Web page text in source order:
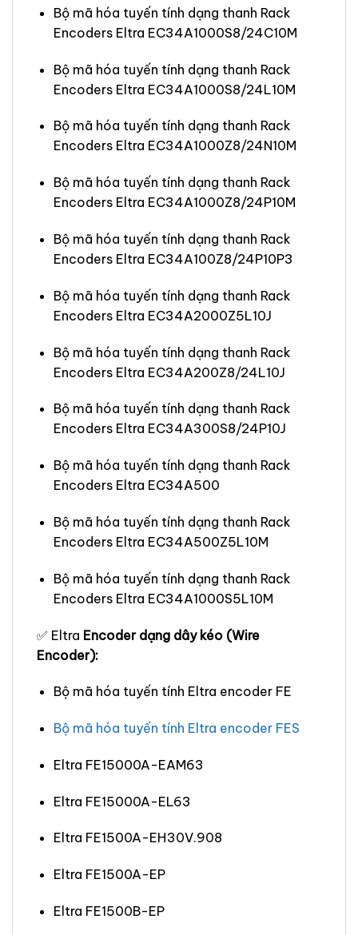
Bộ mã hóa tuyến tính dạng thanh Rack
Encoders Eltra EC34A1000S8/24C10M
Bộ mã hóa tuyến tính dạng thanh Rack
Encoders Eltra EC34A1000S8/24L10M
Bộ mã hóa tuyến tính dạng thanh Rack
Encoders Eltra EC34A1000Z8/24N10M
Bộ mã hóa tuyến tính dạng thanh Rack
Encoders Eltra EC34A1000Z8/24P10M
Bộ mã hóa tuyến tính dạng thanh Rack
Encoders Eltra EC34A100Z8/24P10P3
Bộ mã hóa tuyến tính dạng thanh Rack
Encoders Eltra EC34A2000Z5L10J
Bộ mã hóa tuyến tính dạng thanh Rack
Encoders Eltra EC34A200Z8/24L10J
Bộ mã hóa tuyến tính dạng thanh Rack
Encoders Eltra EC34A300S8/24P10J
Bộ mã hóa tuyến tính dạng thanh Rack
Encoders Eltra EC34A500
Bộ mã hóa tuyến tính dạng thanh Rack
Encoders Eltra EC34A500Z5L10M
Bộ mã hóa tuyến tính dạng thanh Rack
Encoders Eltra EC34A1000S5L10M
✅ Eltra Encoder dạng dây kéo (Wire
Encoder):
Bộ mã hóa tuyến tính Eltra encoder FE
Bộ mã hóa tuyến tính Eltra encoder FES
Eltra FE15000A-EAM63
Eltra FE15000A-EL63
Eltra FE1500A-EH30V.908
Eltra FE1500A-EP
Eltra FE1500B-EP